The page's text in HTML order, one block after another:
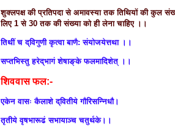
शुक्लपक्ष की प्रतिपदा से अमावस्या तक तिथियों की कुल
लिए 1 से 30 तक की संख्या को ही लेना चाहिए ।।
तिथीं च द्विगुणी कृत्वा बाणै: संयोजयेत्तथा ।।
सप्तभिस्तु हरेद्भागं शेषाङ्के फलमादिशेत् ।।
शिववास फल:-
एकेन वासः कैलाशे द्वितीये गौरिसन्निधौ।
तृतीये वृषभारूढं सभायाञ्च चतुर्थके।।